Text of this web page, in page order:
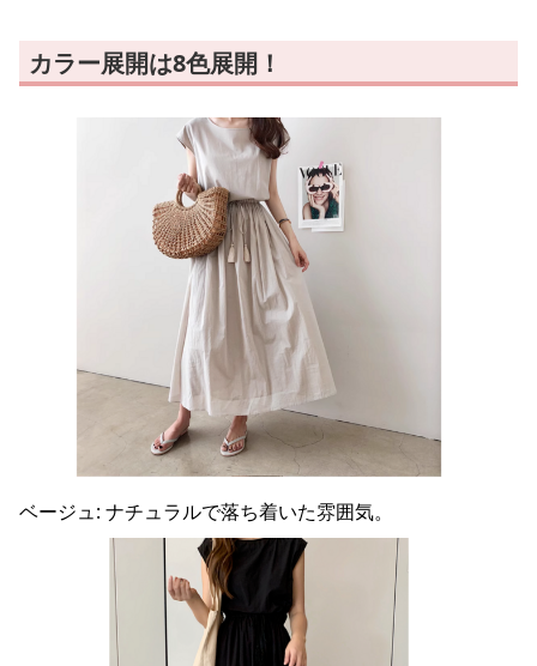
カラー展開は8色展開！
ベージュ: ナチュラルで落ち着いた雰囲気。